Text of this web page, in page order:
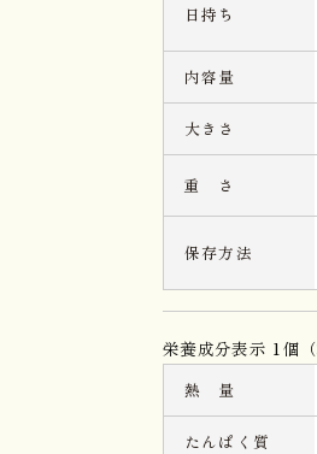
日持ち
内容量
大きさ
重 さ
保存方法
栄養成分表示 1個
熱 量
たんぱく質